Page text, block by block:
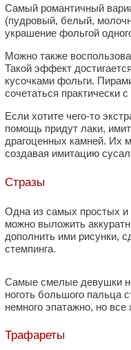
Самый романтичный
(пудровый, белый,
украшение фольгой
Можно также
Такой эффект
кусочками фольги.
сочетаться практически
Если хотите чего-то
помощь придут лаки,
драгоценных камней. Их
создавая имитацию
Стразы
Одна из самых простых
можно выложить
дополнить ими рисунки,
стемпинга.
Самые смелые девушки
ноготь большого пальца
немного эпатажно, но все
Трафареты